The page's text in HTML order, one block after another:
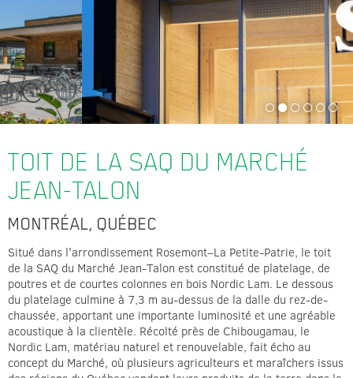
TOIT DE LA SAQ DU MARCHÉ
JEAN-TALON
MONTRÉAL, QUÉBEC
Situé dans l'arrondissement Rosemont–La Petite-Patrie, le toit
de la SAQ du Marché Jean-Talon est constitué de platelage, de
poutres et de courtes colonnes en bois Nordic Lam. Le dessous
du platelage culmine à 7,3 m au-dessus de la dalle du rez-de-
chaussée, apportant une importante luminosité et une agréable
acoustique à la clientèle. Récolté près de Chibougamau, le
Nordic Lam, matériau naturel et renouvelable, fait écho au
concept du Marché, où plusieurs agriculteurs et maraîchers issus